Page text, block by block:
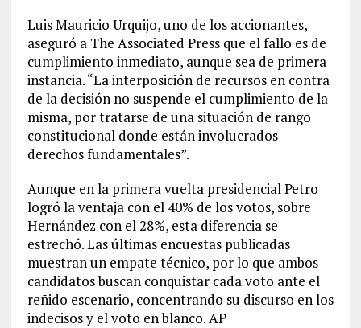
Luis Mauricio Urquijo, uno de los accionantes,
aseguró a The Associated Press que el fallo es de
cumplimiento inmediato, aunque sea de primera
instancia. “La interposición de recursos en contra
de la decisión no suspende el cumplimiento de la
misma, por tratarse de una situación de rango
constitucional donde están involucrados
derechos fundamentales”.
Aunque en la primera vuelta presidencial Petro
logró la ventaja con el 40% de los votos, sobre
Hernández con el 28%, esta diferencia se
estrechó. Las últimas encuestas publicadas
muestran un empate técnico, por lo que ambos
candidatos buscan conquistar cada voto ante el
reñido escenario, concentrando su discurso en los
indecisos y el voto en blanco. AP